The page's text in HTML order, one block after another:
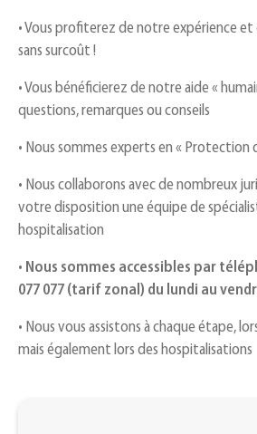
• Vous profiterez de notre expérience et
sans surcoût !
• Vous bénéficierez de notre aide «
questions, remarques ou conseils
• Nous sommes experts en « Protection
• Nous collaborons avec de nombreux
votre disposition une équipe de
hospitalisation
• Nous sommes accessibles par
077 077 (tarif zonal) du lundi au
• Nous vous assistons à chaque étape,
mais également lors des hospitalisations